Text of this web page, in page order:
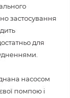
застосування
для
насосом
помпою і